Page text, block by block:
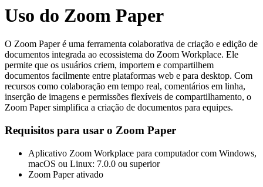
Uso do Zoom Paper
O Zoom Paper é uma ferramenta colaborativa de criação e edição de
documentos integrada ao ecossistema do Zoom Workplace. Ele
permite que os usuários criem, importem e compartilhem
documentos facilmente entre plataformas web e para desktop. Com
recursos como colaboração em tempo real, comentários em linha,
inserção de imagens e permissões flexíveis de compartilhamento, o
Zoom Paper simplifica a criação de documentos para equipes.
Requisitos para usar o Zoom Paper
Aplicativo Zoom Workplace para computador com Windows,
macOS ou Linux: 7.0.0 ou superior
Zoom Paper ativado